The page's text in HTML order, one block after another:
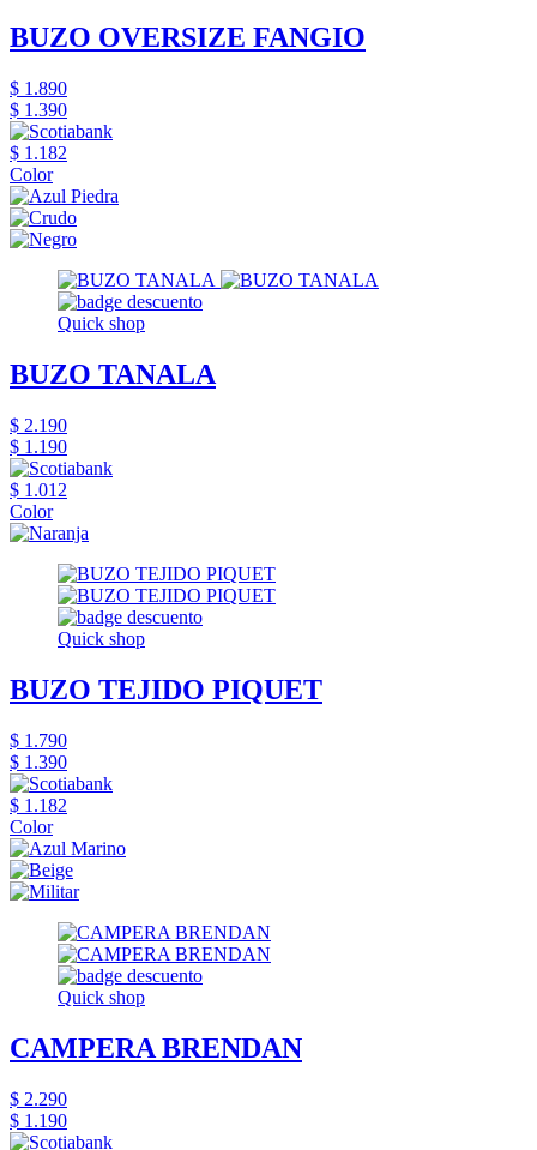
BUZO OVERSIZE FANGIO
$ 1.890
$ 1.390
$ 1.182
Color
Quick shop
BUZO TANALA
$ 2.190
$ 1.190
$ 1.012
Color
Quick shop
BUZO TEJIDO PIQUET
$ 1.790
$ 1.390
$ 1.182
Color
Quick shop
CAMPERA BRENDAN
$ 2.290
$ 1.190